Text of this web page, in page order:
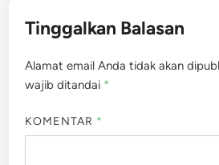
Tinggalkan Balasan
Alamat email Anda tidak akan
wajib ditandai *
KOMENTAR *